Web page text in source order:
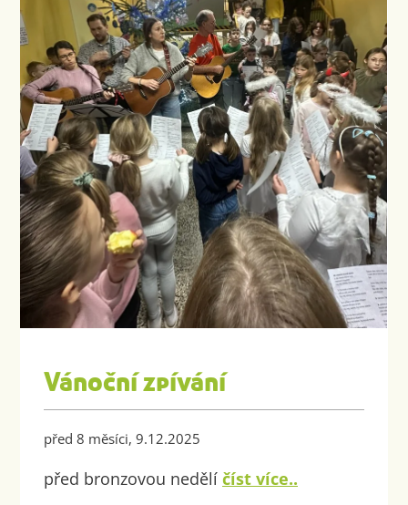
Vánoční zpívání
před 8 měsíci, 9.12.2025
před bronzovou nedělí číst více..